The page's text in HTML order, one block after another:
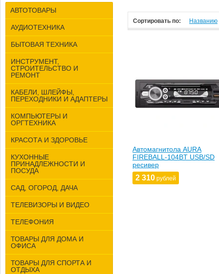
АВТОТОВАРЫ
АУДИОТЕХНИКА
БЫТОВАЯ ТЕХНИКА
ИНСТРУМЕНТ,
СТРОИТЕЛЬСТВО И
РЕМОНТ
КАБЕЛИ, ШЛЕЙФЫ,
ПЕРЕХОДНИКИ И АДАПТЕРЫ
КОМПЬЮТЕРЫ И
ОРГТЕХНИКА
КРАСОТА И ЗДОРОВЬЕ
КУХОННЫЕ
ПРИНАДЛЕЖНОСТИ И
ПОСУДА
САД, ОГОРОД, ДАЧА
ТЕЛЕВИЗОРЫ И ВИДЕО
ТЕЛЕФОНИЯ
ТОВАРЫ ДЛЯ ДОМА И
ОФИСА
ТОВАРЫ ДЛЯ СПОРТА И
ОТДЫХА
Сортировать по: Названию
Автомагнитола AURA
FIREBALL-104BT USB/SD
ресивер
2 310 рублей